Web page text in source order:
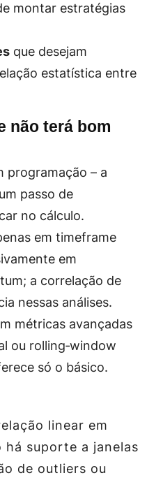
montar estratégias
que desejam
estatística entre
não terá bom
programação – a
passo de
no cálculo.
em timeframe
em
a correlação de
nessas análises.
métricas avançadas
ou rolling‑window
só o básico.
linear em
há suporte a janelas
de outliers ou